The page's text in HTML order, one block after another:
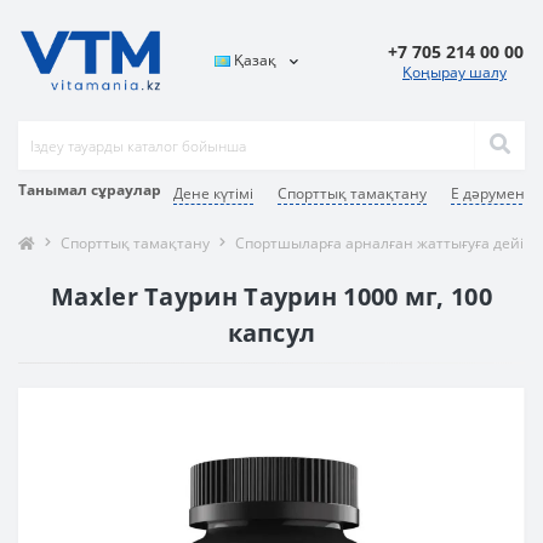
Танымал сұраулар Дене күтімі Спорттық тамақтану E дәрумені
Қазақ +7 705 214 00 00
Қоңырау шалу
Спорттық тамақтану Спортшыларға арналған жаттығуға
Maxler Таурин Таурин 1000 мг, 100
капсул